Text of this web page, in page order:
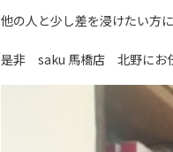
他の人と少し差を浸けたい方
是非 saku 馬橋店 北野にお